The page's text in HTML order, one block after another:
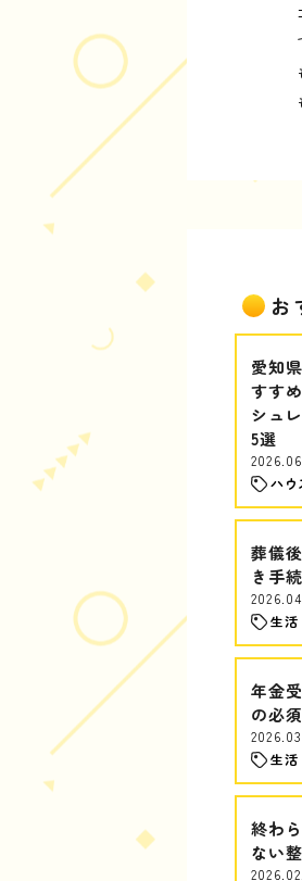
お
愛知
すす
シュ
5選
ハウ
葬儀
き手
生活
年金
の必
生活
終わ
ない